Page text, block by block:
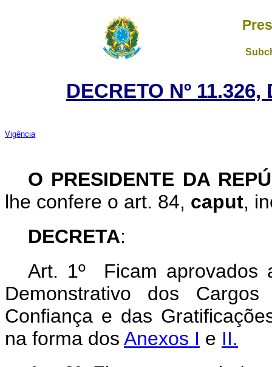
DECRETO Nº
Vigência
O PRESIDENTE DA
lhe confere o art. 84, caput,
DECRETA:
Art. 1º Ficam aprovados
Demonstrativo dos
Confiança e das
na forma dos Anexos I e II.